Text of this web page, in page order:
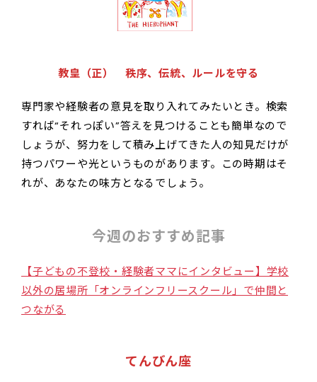
教皇（正） 秩序、伝統、ルールを守る
専門家や経験者の意見を取り入れてみたいとき。検索
すれば“それっぽい”答えを見つけることも簡単なので
しょうが、努力をして積み上げてきた人の知見だけが
持つパワーや光というものがあります。この時期はそ
れが、あなたの味方となるでしょう。
今週のおすすめ記事
【子どもの不登校・経験者ママにインタビュー】学校
以外の居場所「オンラインフリースクール」で仲間と
つながる
てんびん座